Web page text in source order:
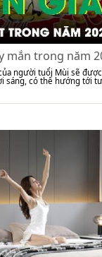
mắn trong năm
người tuổi Mùi sẽ
sáng, có thể hướng tới